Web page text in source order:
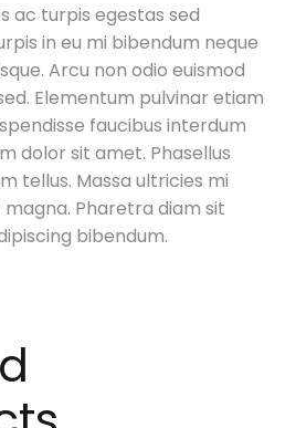
ac turpis egestas sed
in eu mi bibendum neque
Arcu non odio euismod
Elementum pulvinar etiam
faucibus interdum
dolor sit amet. Phasellus
tellus. Massa ultricies mi
Pharetra diam sit
bibendum.